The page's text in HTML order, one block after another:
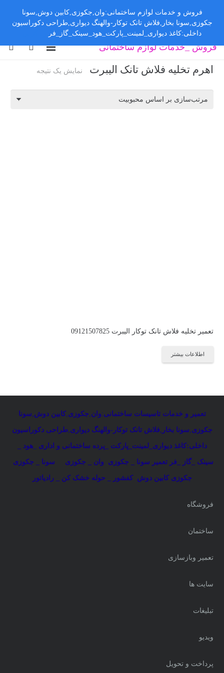
فروش _خدمات لوازم ساختمانی
اهرم تخلیه فلاش تانک الیبرت نمایش یک نتیجه
تعمیر تخلیه فلاش تانک توکار الیبرت 09121507825
اطلاعات بیشتر
تعمیر و خدمات تاسیسات ساختمانی:وان جکوزی ,کابین دوش سونا
جکوزی سونا بخار فلاش تانک توکار-والهنگ دیواری ,طراحی دکوراسیون
داخلی:کاغذ دیواری_لمینت_پارکت _پرده ساختمانی و اداری _هود _
سینک _گاز _فر تعمیر سونا _ جکوزی وان _ جکوزی سونا _ جکوزی
جکوزی کابین دوش کفشور _ حوله خشک کن _ رادیاتور
فروشگاه
ساختمان
تعمیر وبازسازی
سایت ها
تبلیغات
ویدیو
پرداخت و تحویل
فروش و خدمات لوازم ساختمانی:وان,جکوزی,کابین دوش,سونا
جکوزی,سونا بخار,فلاش تانک توکار-والهنگ دیواری,طراحی دکوراسیون
داخلی:کاغذ دیواری_لمینت_پارکت_هود_سینک_گاز_فر